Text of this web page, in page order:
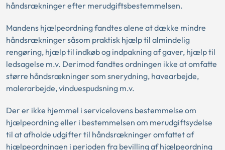
håndsrækninger efter merudgiftsbestemmelsen.
Mandens hjælpeordning fandtes alene at dække mindre
håndsrækninger såsom praktisk hjælp til almindelig
rengøring, hjælp til indkøb og indpakning af gaver, hjælp til
ledsagelse m.v. Derimod fandtes ordningen ikke at omfatte
større håndsrækninger som snerydning, havearbejde,
malerarbejde, vinduespudsning m.v.
Der er ikke hjemmel i servicelovens bestemmelse om
hjælpeordning eller i bestemmelsen om merudgiftsydelse
til at afholde udgifter til håndsrækninger omfattet af
hjælpeordningen i perioden fra bevilling af hjælpeordning